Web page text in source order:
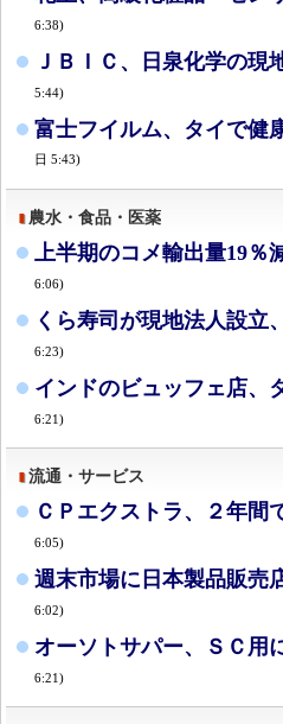
6:38)
ＪＢＩＣ、日泉化学の現
5:44)
富士フイルム、タイで健
日 5:43)
農水・食品・医薬
上半期のコメ輸出量19
6:06)
くら寿司が現地法人設立
6:23)
インドのビュッフェ店、
6:21)
流通・サービス
ＣＰエクストラ、２年間
6:05)
週末市場に日本製品販売
6:02)
オーソトサパー、ＳＣ用
6:21)